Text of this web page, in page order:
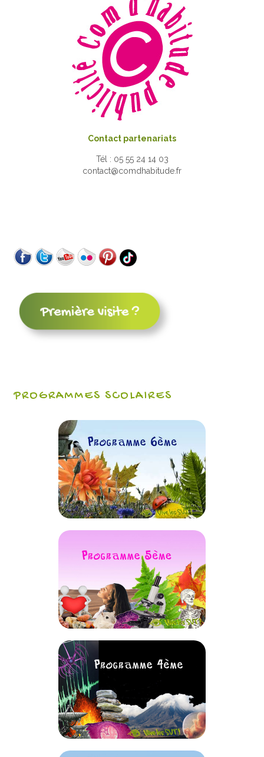
Contact partenariats
Tél : 05 55 24 14 03
contact@comdhabitude.fr
PROGRAMMES SCOLAIRES